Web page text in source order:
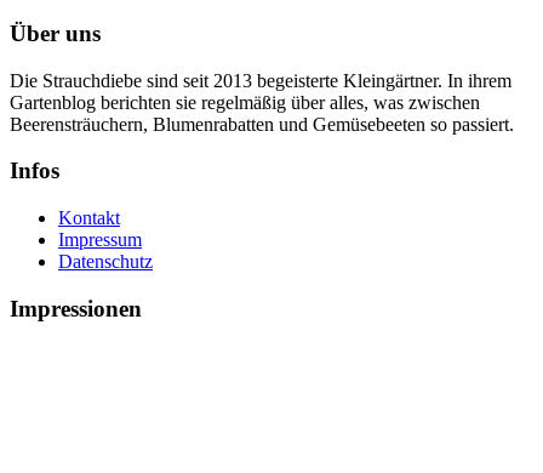
Über uns
Die Strauchdiebe sind seit 2013 begeisterte Kleingärtner. In ihrem
Gartenblog berichten sie regelmäßig über alles, was zwischen
Beerensträuchern, Blumenrabatten und Gemüsebeeten so passiert.
Infos
Kontakt
Impressum
Datenschutz
Impressionen